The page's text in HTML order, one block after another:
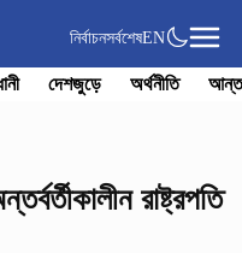
নির্বাচনসর্বশেষEN
দেশজুড়ে অর্থনীতি
রাষ্ট্রপতি